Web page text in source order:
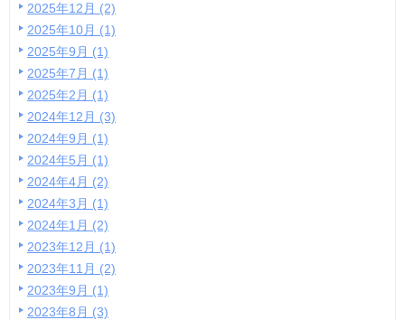
2025年12月 (2)
2025年10月 (1)
2025年9月 (1)
2025年7月 (1)
2025年2月 (1)
2024年12月 (3)
2024年9月 (1)
2024年5月 (1)
2024年4月 (2)
2024年3月 (1)
2024年1月 (2)
2023年12月 (1)
2023年11月 (2)
2023年9月 (1)
2023年8月 (3)